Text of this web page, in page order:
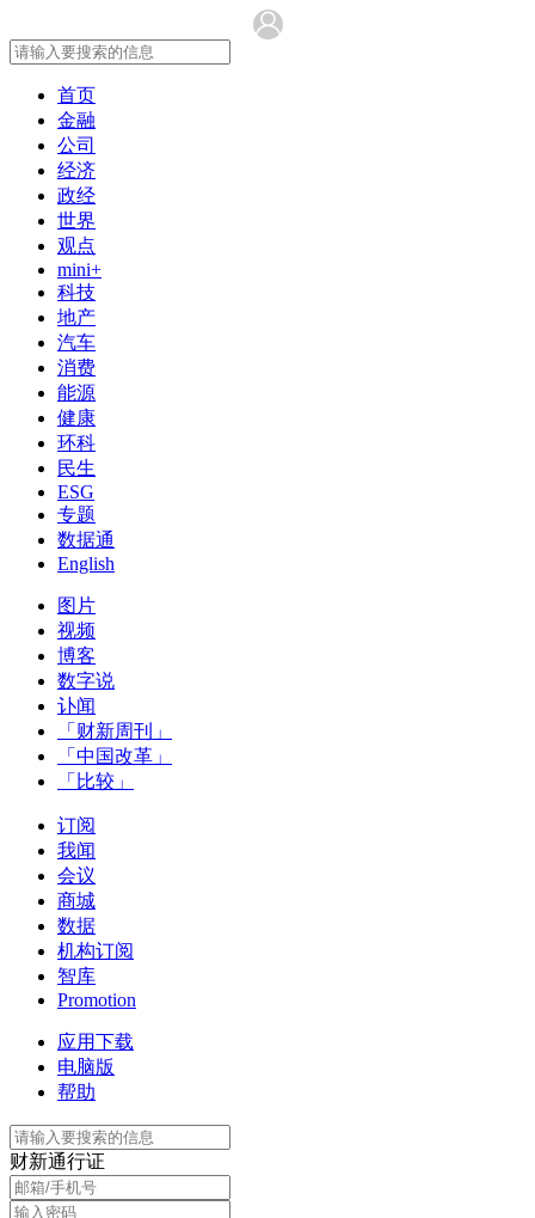
首页
金融
公司
经济
政经
世界
观点
mini+
科技
地产
汽车
消费
能源
健康
环科
民生
ESG
专题
数据通
English
图片
视频
博客
数字说
讣闻
「财新周刊」
「中国改革」
「比较」
订阅
我闻
会议
商城
数据
机构订阅
智库
Promotion
应用下载
电脑版
帮助
财新通行证